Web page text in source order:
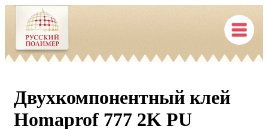
Двухкомпонентный клей
Homaprof 777 2K PU